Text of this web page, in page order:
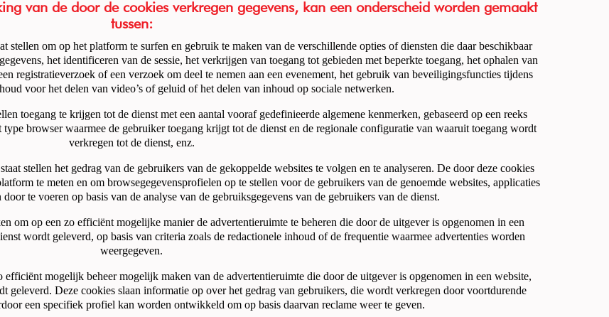
van de door de cookies verkregen gegevens, kan een onderscheid worden gemaakt
tussen:
stellen om op het platform te surfen en gebruik te maken van de verschillende opties of diensten die daar beschikbaar
het identificeren van de sessie, het verkrijgen van toegang tot gebieden met beperkte toegang, het ophalen van
registratieverzoek of een verzoek om deel te nemen aan een evenement, het gebruik van beveiligingsfuncties tijdens
voor het delen van video’s of geluid of het delen van inhoud op sociale netwerken.
toegang te krijgen tot de dienst met een aantal vooraf gedefinieerde algemene kenmerken, gebaseerd op een reeks
browser waarmee de gebruiker toegang krijgt tot de dienst en de regionale configuratie van waaruit toegang wordt
verkregen tot de dienst, enz.
stellen het gedrag van de gebruikers van de gekoppelde websites te volgen en te analyseren. De door deze cookies
te meten en om browsegegevensprofielen op te stellen voor de gebruikers van de genoemde websites, applicaties
te voeren op basis van de analyse van de gebruiksgegevens van de gebruikers van de dienst.
om op een zo efficiënt mogelijke manier de advertentieruimte te beheren die door de uitgever is opgenomen in een
wordt geleverd, op basis van criteria zoals de redactionele inhoud of de frequentie waarmee advertenties worden
weergegeven.
efficiënt mogelijk beheer mogelijk maken van de advertentieruimte die door de uitgever is opgenomen in een website,
geleverd. Deze cookies slaan informatie op over het gedrag van gebruikers, die wordt verkregen door voortdurende
een specifiek profiel kan worden ontwikkeld om op basis daarvan reclame weer te geven.